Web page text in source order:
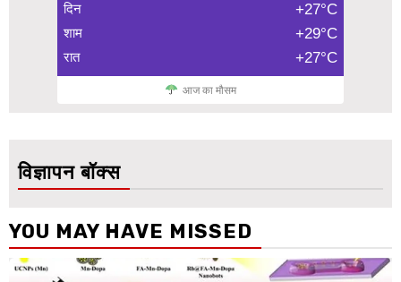
दिन +27°C
शाम +29°C
रात +27°C
आज का मौसम
विज्ञापन बॉक्स
YOU MAY HAVE MISSED